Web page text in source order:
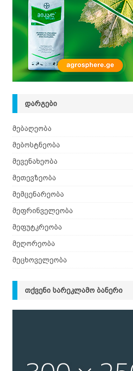
[ 08.08.2026 ]
ᲓᲐᲠᲒᲔᲑᲘ
მებაღეობა
მებოსტნეობა
მევენახეობა
მეთევზეობა
მემცენარეობა
მეფრინველეობა
მეფუტკრეობა
მეღორეობა
მეცხოველეობა
ᲗᲥᲕᲔᲜᲘ ᲡᲐᲠᲔᲙᲚᲐᲛᲝ ᲑᲐᲜᲔᲠᲘ